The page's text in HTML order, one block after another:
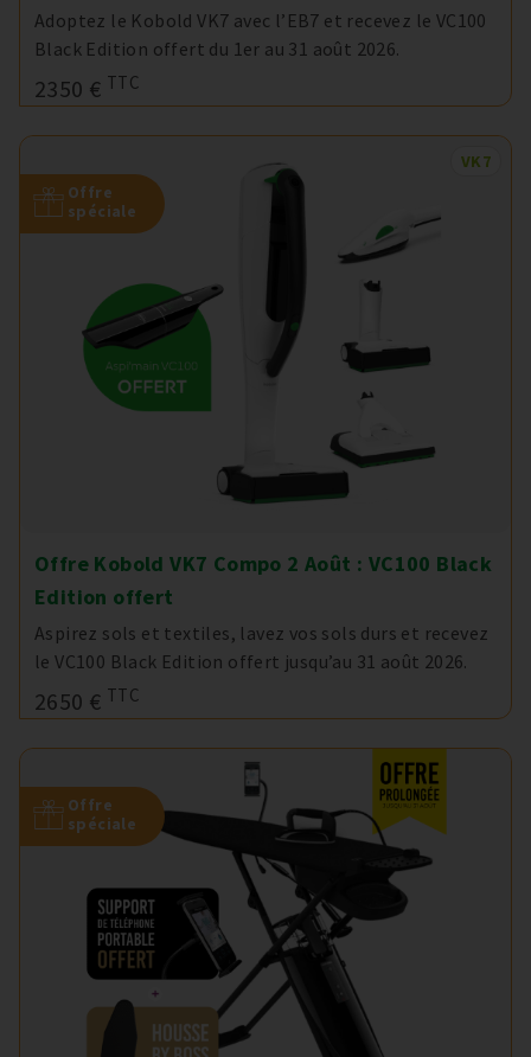
Adoptez le Kobold VK7 avec l’EB7 et recevez le VC100
Black Edition offert du 1er au 31 août 2026.
2350 € TTC
Offre
spéciale
VK7
Offre Kobold VK7 Compo 2 Août : VC100 Black
Edition offert
Aspirez sols et textiles, lavez vos sols durs et recevez
le VC100 Black Edition offert jusqu’au 31 août 2026.
2650 € TTC
Offre
spéciale